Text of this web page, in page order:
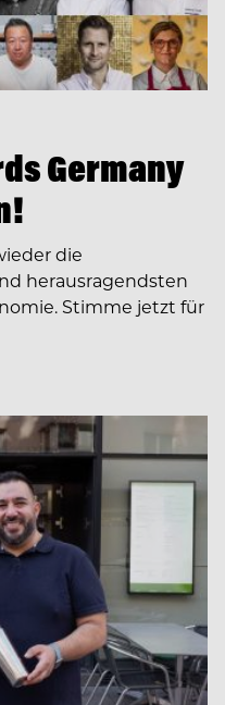
Germany
die
herausragendsten
Stimme jetzt für